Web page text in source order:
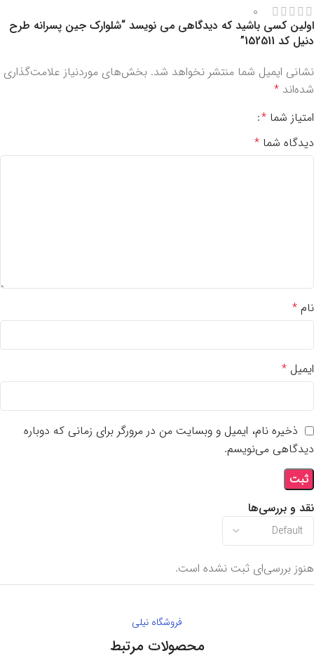
0
نقد و بررسی‌ها
هنوز بررسی‌ای ثبت نشده است.
اولین کسی باشید که دیدگاهی می نویسد “شلوارک جین پسرانه طرح
دنیل کد 152511”
نشانی ایمیل شما منتشر نخواهد شد. بخش‌های موردنیاز علامت‌گذاری
شده‌اند *
امتیاز شما *
دیدگاه شما *
نام *
ایمیل *
ذخیره نام، ایمیل و وبسایت من در مرورگر برای زمانی که دوباره
دیدگاهی می‌نویسم.
فروشگاه نیلی
محصولات مرتبط